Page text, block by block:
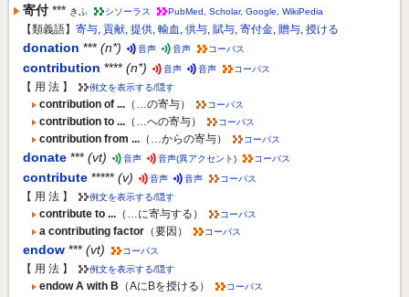
寄付 *** きふ シソーラス PubMed Scholar, Google WikiPedia
【類義語】 寄与, 貢献, 提供, 輸血 , 供与, 賦与, 寄付金, 贈与, 授ける
donation *** (n*) 音声 音声 コーパス
contribution **** (n*) 音声 音声 コーパス
【 用 法 】 例文を表示する/隠す
contribution of ... （…の寄与） コーパス
contribution to ... （…への寄与） コーパス
contribution from ... （…からの寄与） コーパス
donate *** (vt) 音声 音声(異アクセント) コーパス
contribute ***** (v) 音声 音声 コーパス
【 用 法 】 例文を表示する/隠す
contribute to ... （…に寄与する） コーパス
a contributing factor （要因） コーパス
endow *** (vt) コーパス
【 用 法 】 例文を表示する/隠す
endow A with B （AにBを授ける） コーパス